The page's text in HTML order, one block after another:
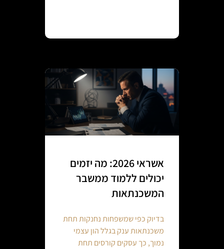
אשראי 2026: מה יזמים
יכולים ללמוד ממשבר
המשכנתאות
בדיוק כפי שמשפחות נחנקות תחת
משכנתאות ענק בגלל הון עצמי
נמוך, כך עסקים קורסים תחת